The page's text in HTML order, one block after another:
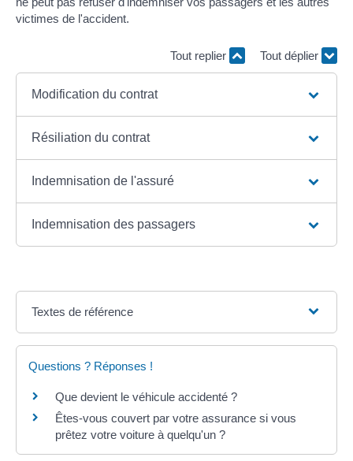
victimes de l'accident.
Tout replier Tout déplier
Modification du contrat
Résiliation du contrat
Indemnisation de l'assuré
Indemnisation des passagers
Textes de référence
Questions ? Réponses !
Que devient le véhicule accidenté ?
Êtes-vous couvert par votre assurance si vous
prêtez votre voiture à quelqu'un ?